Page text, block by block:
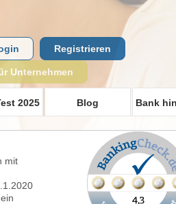
2025 Blog Bank
Registrieren
Unternehmen
mit